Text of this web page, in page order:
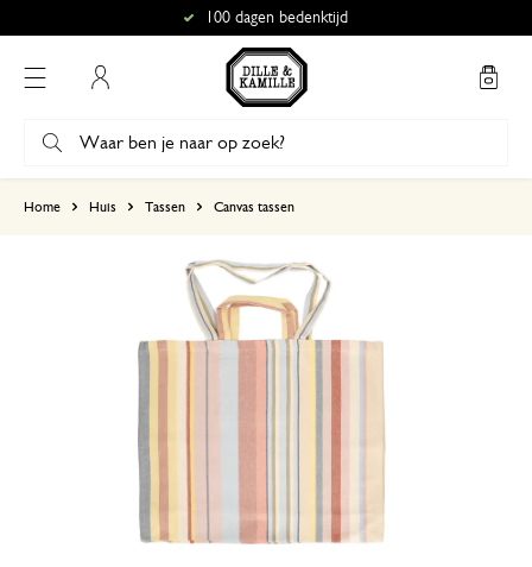
100 dagen bedenktijd
Home Huis Tassen Canvas tassen